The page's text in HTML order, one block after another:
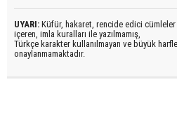
UYARI: Küfür, hakaret, rencide edici cümleler
içeren, imla kuralları ile yazılmamış,
Türkçe karakter kullanılmayan ve büyük
onaylanmamaktadır.